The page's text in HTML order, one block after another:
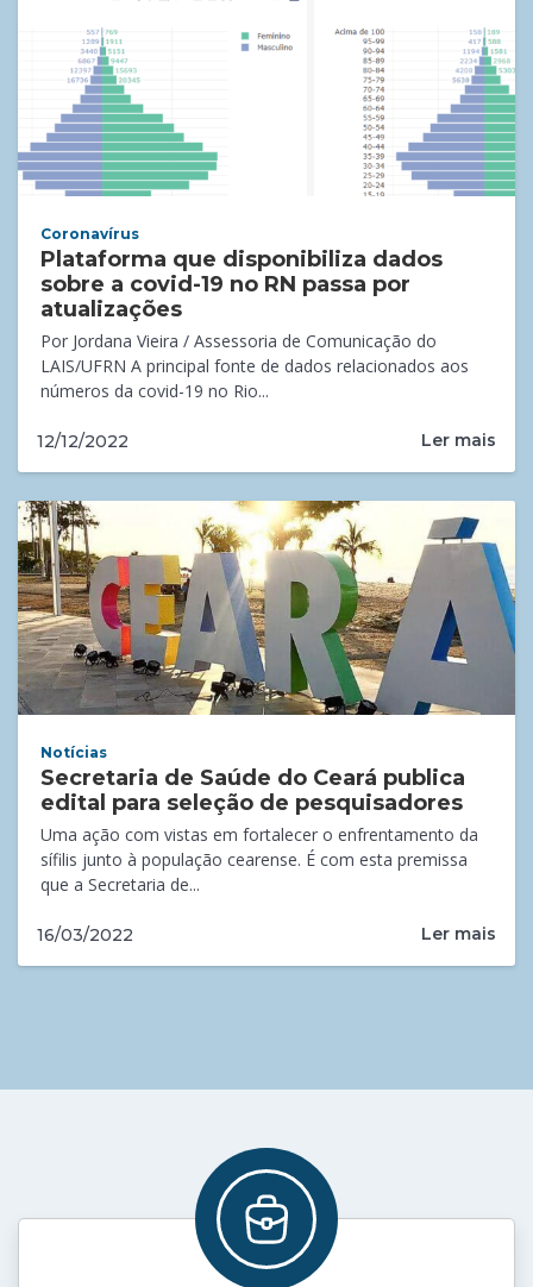
Coronavírus
Plataforma que disponibiliza dados
sobre a covid-19 no RN passa por
atualizações
Por Jordana Vieira / Assessoria de Comunicação do
LAIS/UFRN A principal fonte de dados relacionados aos
números da covid-19 no Rio...
12/12/2022 Ler mais
Notícias
Secretaria de Saúde do Ceará publica
edital para seleção de pesquisadores
Uma ação com vistas em fortalecer o enfrentamento da
sífilis junto à população cearense. É com esta premissa
que a Secretaria de...
16/03/2022 Ler mais